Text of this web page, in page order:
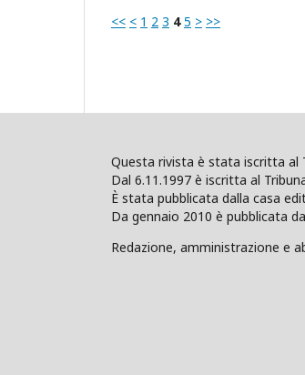
<< < 1 2 3 4 5 > >>
Questa rivista è stata iscritta al
Dal 6.11.1997 è iscritta al
È stata pubblicata dalla casa
Da gennaio 2010 è pubblicata
Redazione, amministrazione e